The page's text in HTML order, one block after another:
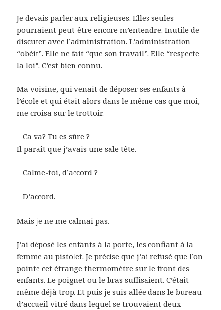
Je devais parler aux religieuses. Elles seules
pourraient peut-être encore m’entendre. Inutile de
discuter avec l’administration. L’administration
“obéit”. Elle ne fait “que son travail”. Elle “respecte
la loi”. C’est bien connu.
Ma voisine, qui venait de déposer ses enfants à
l’école et qui était alors dans le même cas que moi,
me croisa sur le trottoir.
–Ca va? Tu es sûre ?
Il paraît que j’avais une sale tête.
–Calme-toi, d’accord ?
–D’accord.
Mais je ne me calmai pas.
J’ai déposé les enfants à la porte, les confiant à la
femme au pistolet. Je précise que j’ai refusé que l’on
pointe cet étrange thermomètre sur le front des
enfants. Le poignet ou le bras suffisaient. C’était
même déjà trop. Et puis je suis allée dans le bureau
d’accueil vitré dans lequel se trouvaient deux